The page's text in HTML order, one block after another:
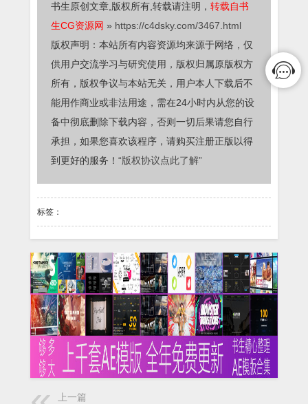
书生原创文章,版权所有,转载请注明， 转载自书
生CG资源网 » https://c4dsky.com/3467.html
版权声明：本站所有内容资源均来源于网络，仅
供用户交流学习与研究使用，版权归属原版权方
所有，版权争议与本站无关，用户本人下载后不
能用作商业或非法用途，需在24小时内从您的设
备中彻底删除下载内容，否则一切后果请您自行
承担，如果您喜欢该程序，请购买注册正版以得
到更好的服务！ “版权协议点此了解”
标签：
上一篇